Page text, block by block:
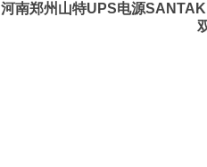
河南郑州山特UPS电源